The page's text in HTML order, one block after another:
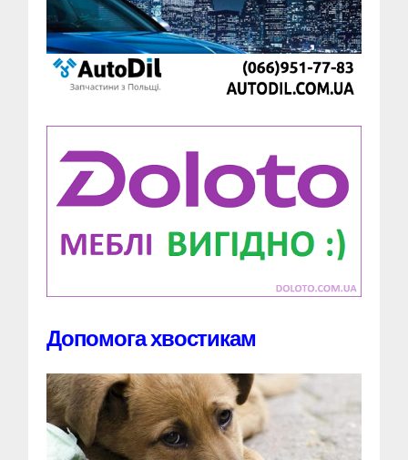
Допомога хвостикам